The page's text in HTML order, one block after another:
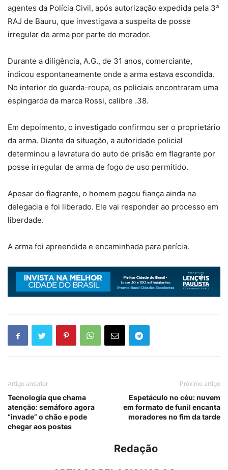
agentes da Polícia Civil, após autorização expedida pela 3ª
RAJ de Bauru, que investigava a suspeita de posse
irregular de arma por parte do morador.
Durante a diligência, A.G., de 31 anos, comerciante,
indicou espontaneamente onde a arma estava escondida.
No interior do guarda-roupa, os policiais encontraram uma
espingarda da marca Rossi, calibre .38.
Em depoimento, o investigado confirmou ser o proprietário
da arma. Diante da situação, a autoridade policial
determinou a lavratura do auto de prisão em flagrante por
posse irregular de arma de fogo de uso permitido.
Apesar do flagrante, o homem pagou fiança ainda na
delegacia e foi liberado. Ele vai responder ao processo em
liberdade.
A arma foi apreendida e encaminhada para perícia.
Artigo anterior
Tecnologia que chama
atenção: semáforo agora
“invade” o chão e pode
chegar aos postes
Próximo artigo
Espetáculo no céu: nuvem
em formato de funil encanta
moradores no fim da tarde
Redação